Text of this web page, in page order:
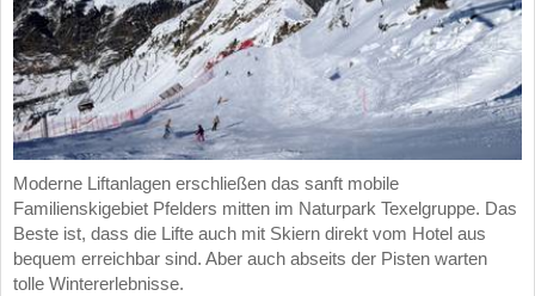
Moderne Liftanlagen erschließen das sanft mobile
Familienskigebiet Pfelders mitten im Naturpark Texelgruppe. Das
Beste ist, dass die Lifte auch mit Skiern direkt vom Hotel aus
bequem erreichbar sind. Aber auch abseits der Pisten warten
tolle Wintererlebnisse.